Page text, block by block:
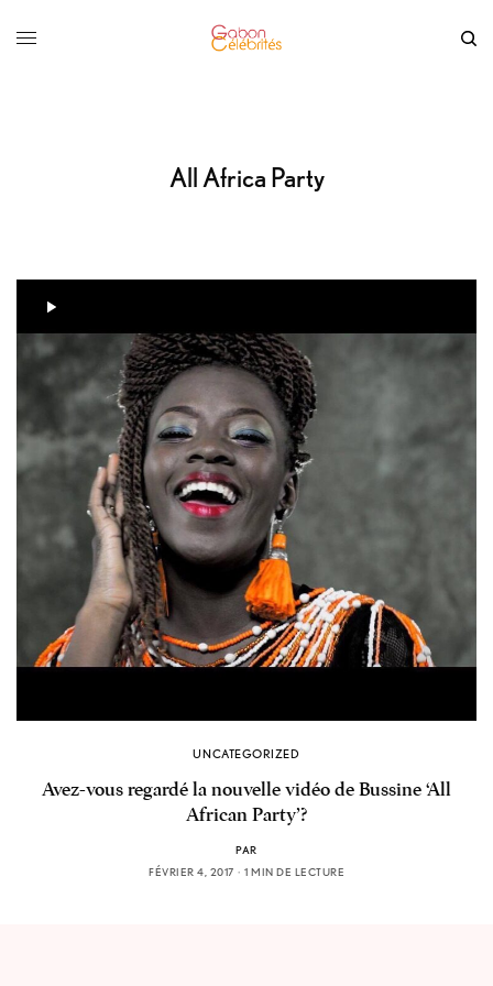
All Africa Party
UNCATEGORIZED
Avez-vous regardé la nouvelle vidéo de Bussine ‘All
African Party’?
PAR
FÉVRIER 4, 2017
1 MIN DE LECTURE